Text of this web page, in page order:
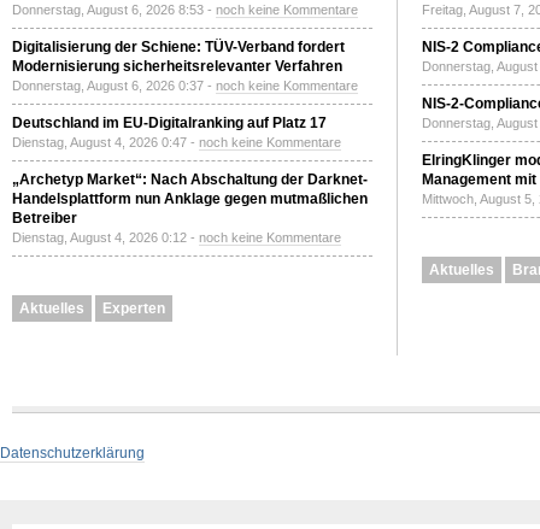
Donnerstag, August 6, 2026 8:53 - noch keine Kommentare
Digitalisierung der Schiene: TÜV-Verband fordert
Modernisierung sicherheitsrelevanter Verfahren
Donnerstag, August 6, 2026 0:37 - noch keine Kommentare
Deutschland im EU-Digitalranking auf Platz 17
Dienstag, August 4, 2026 0:47 - noch keine Kommentare
„Archetyp Market“: Nach Abschaltung der Darknet-
Handelsplattform nun Anklage gegen mutmaßlichen
Betreiber
Dienstag, August 4, 2026 0:12 - noch keine Kommentare
Aktuelles Experten
Freitag, August 7,
NIS-2
Donnerstag,
NIS-2-
Donnerstag,
ElringKlinger
Management
Mittwoch, August
Aktuelles
Datenschutzerklärung